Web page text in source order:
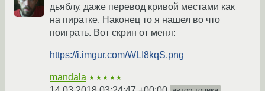
дьяблу, даже перевод кривой местами как
на пиратке. Наконец то я нашел во что
поиграть. Вот скрин от меня:
https://i.imgur.com/WLI8kqS.png
mandala ★★★★★